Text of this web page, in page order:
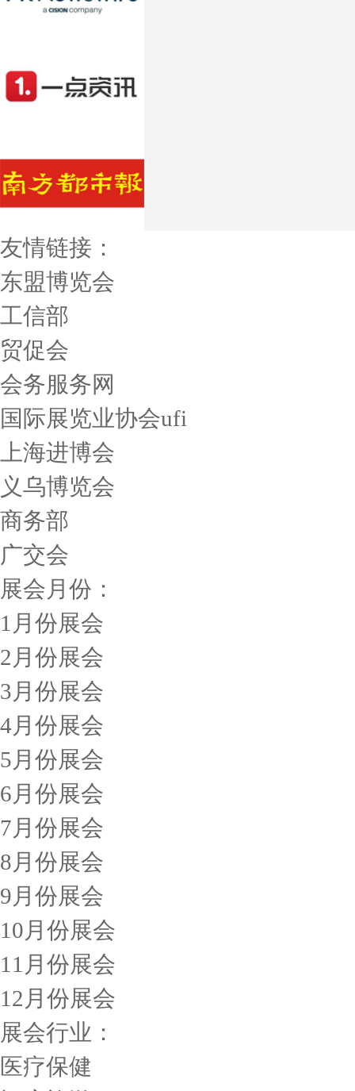
友情链接：
东盟博览会
工信部
贸促会
会务服务网
国际展览业协会ufi
上海进博会
义乌博览会
商务部
广交会
展会月份：
1月份展会
2月份展会
3月份展会
4月份展会
5月份展会
6月份展会
7月份展会
8月份展会
9月份展会
10月份展会
11月份展会
12月份展会
展会行业：
医疗保健